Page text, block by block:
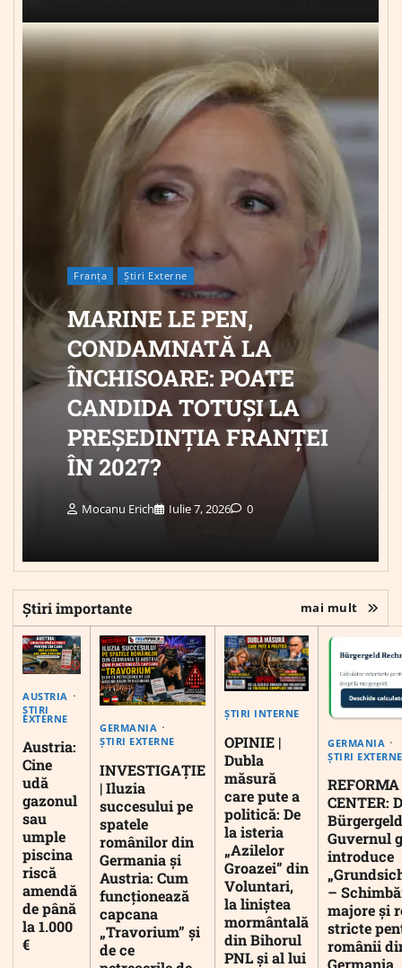
Franța Știri Externe
MARINE LE PEN,
CONDAMNATĂ LA
ÎNCHISOARE: POATE
CANDIDA TOTUȘI LA
PREȘEDINȚIA FRANȚEI
ÎN 2027?
Mocanu Erich Iulie 7, 2026 0
Știri importante mai mult
AUSTRIA
ȘTIRI
EXTERNE
Austria:
Cine
udă
gazonul
sau
umple
piscina
riscă
amendă
de până
la 1.000
€
GERMANIA
ȘTIRI EXTERNE
INVESTIGAȚIE
| Iluzia
succesului pe
spatele
românilor din
Germania și
Austria: Cum
funcționează
capcana
„Travorium” și
de ce
ȘTIRI INTERNE
OPINIE |
Dubla
măsură
care pute a
politică: De
la isteria
„Azilelor
Groazei” din
Voluntari,
la liniștea
mormântală
din Bihorul
PNL și al lui
GERMANIA
ȘTIRI EXTERNE
CENTER:
Guvernul
introduce
–
majore și
stricte
românii
Germania